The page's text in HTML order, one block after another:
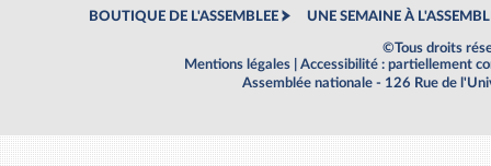
BOUTIQUE DE L'ASSEMBLEE UNE SEMAINE À
©Tous droits
Mentions légales
Accessibilité : partiellement
Assemblée nationale - 126 Rue de